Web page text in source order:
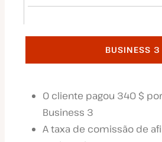
BUSINESS 3
O cliente pagou 340 $
Business 3
A taxa de comissão de